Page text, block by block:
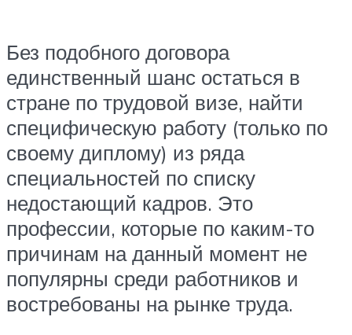
Без подобного договора
единственный шанс остаться в
стране по трудовой визе, найти
специфическую работу (только по
своему диплому) из ряда
специальностей по списку
недостающий кадров. Это
профессии, которые по каким-то
причинам на данный момент не
популярны среди работников и
востребованы на рынке труда.